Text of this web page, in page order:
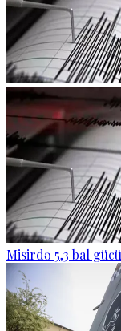
Misirdə 5,3 bal